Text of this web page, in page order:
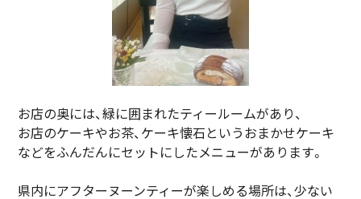
お店の奥には、緑に囲まれたティールームがあり、
お店のケーキやお茶、ケーキ懐石というおまかせケーキ
などをふんだんにセットにしたメニューがあります。
県内にアフターヌーンティーが楽しめる場所は、少ない